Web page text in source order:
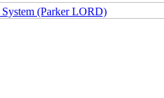
(Parker LORD)